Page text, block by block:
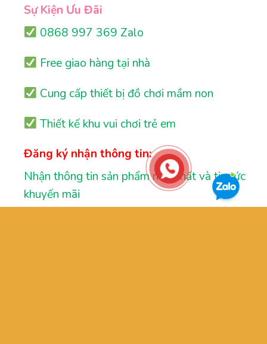
Sự Kiện Ưu Đãi
0868 997 369 Zalo
Free giao hàng tại nhà
Cung cấp thiết bị đồ chơi mầm non
Thiết kế khu vui chơi trẻ em
Đăng ký nhận thông tin:
Nhận thông tin sản phẩm mới nhất và tin tức
khuyến mãi